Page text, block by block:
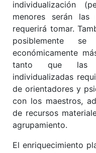
individualización
menores serán las
requerirá tomar.
posiblemente
económicamente
tanto que las
individualizadas
de orientadores y
con los maestros,
de recursos
agrupamiento.
El enriquecimiento